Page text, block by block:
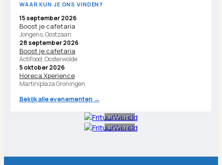
WAAR KUN JE ONS VINDEN?
15 september 2026
Boost je cafetaria
Jongens, Oostzaan
28 september 2026
Boost je cafetaria
ActiFood, Oosterwolde
5 oktober 2026
Horeca Xperience
Martiniplaza Groningen
Bekijk alle evenementen →
Advertentie
Advertentie